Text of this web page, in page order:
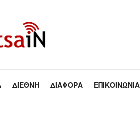
ΔΙΕΘΝΉ ΔΙΆΦΟΡΑ ΕΠΙΚΟΙΝΩΝΊΑ